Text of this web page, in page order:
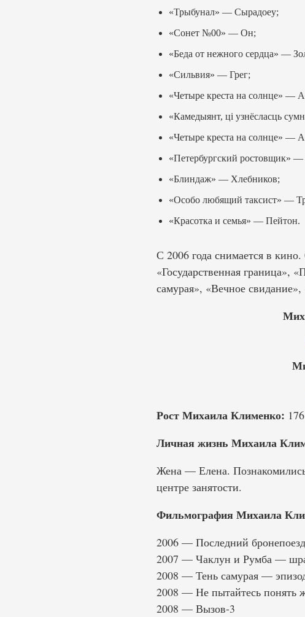
«Трыбунал» — Сырадоеу;
«Сонет №00» — Он;
«Беда от нежного сердца» —
«Сильвия» — Грег;
«Четыре креста на солнце» —
«Камедыянт, цi узнёсласць
«Четыре креста на солнце» —
«Петербургский ростовщик» —
«Блиндаж» — Хлебников;
«Особо любящий таксист» —
«Красотка и семья» — Пейтон.
С 2006 года снимается в
«Государственная граница»,
самурая», «Вечное
Рост Михаила Клименко:
Личная жизнь Михаила
Жена — Елена. Познакомились
центре занятости.
Фильмография Михаила
2006 — Последний
2007 — Чаклун и Румба —
2008 — Тень самурая —
2008 — Не пытайтесь
2008 — Вызов-3